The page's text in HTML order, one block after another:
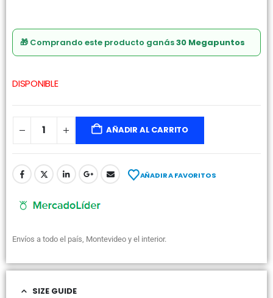
🎁 Comprando este producto ganás30 Megapuntos
DISPONIBLE
AÑADIR AL CARRITO
AÑADIR A FAVORITOS
Envíos a todo el país, Montevideo y el interior.
SIZE GUIDE